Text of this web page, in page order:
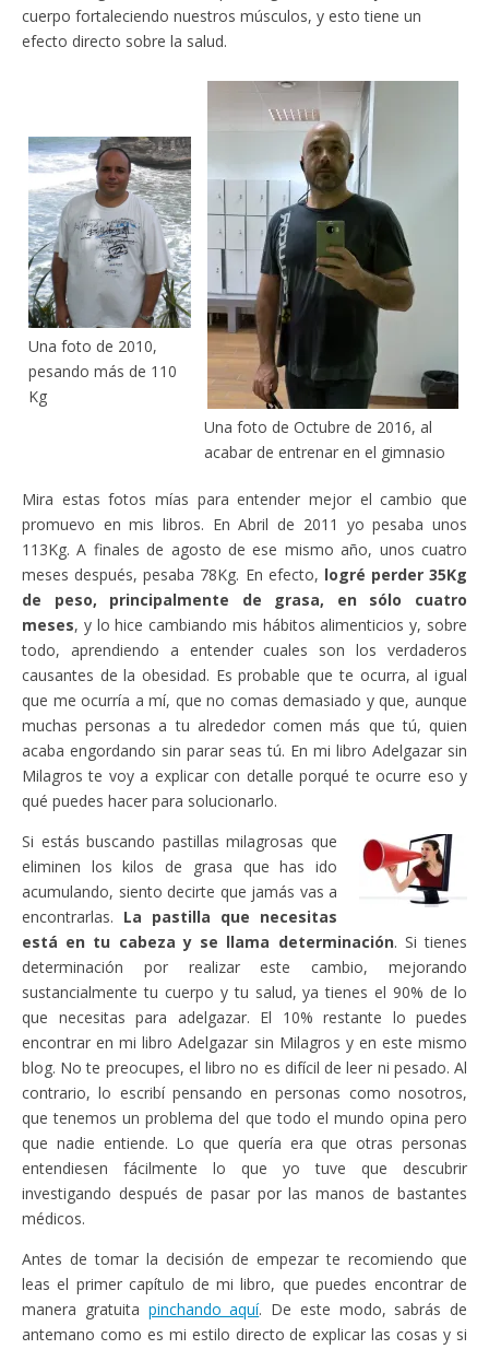
cuerpo fortaleciendo nuestros músculos, y esto tiene un
efecto directo sobre la salud.
Una foto de 2010,
pesando más de 110
Kg
Una foto de Octubre de 2016, al
acabar de entrenar en el gimnasio
Mira estas fotos mías para entender mejor el cambio que
promuevo en mis libros. En Abril de 2011 yo pesaba unos
113Kg. A finales de agosto de ese mismo año, unos cuatro
meses después, pesaba 78Kg. En efecto, logré perder 35Kg
de peso, principalmente de grasa, en sólo cuatro
meses, y lo hice cambiando mis hábitos alimenticios y, sobre
todo, aprendiendo a entender cuales son los verdaderos
causantes de la obesidad. Es probable que te ocurra, al igual
que me ocurría a mí, que no comas demasiado y que, aunque
muchas personas a tu alrededor comen más que tú, quien
acaba engordando sin parar seas tú. En mi libro Adelgazar sin
Milagros te voy a explicar con detalle porqué te ocurre eso y
qué puedes hacer para solucionarlo.
Si estás buscando pastillas milagrosas que
eliminen los kilos de grasa que has ido
acumulando, siento decirte que jamás vas a
encontrarlas. La pastilla que necesitas
está en tu cabeza y se llama determinación. Si tienes
determinación por realizar este cambio, mejorando
sustancialmente tu cuerpo y tu salud, ya tienes el 90% de lo
que necesitas para adelgazar. El 10% restante lo puedes
encontrar en mi libro Adelgazar sin Milagros y en este mismo
blog. No te preocupes, el libro no es difícil de leer ni pesado. Al
contrario, lo escribí pensando en personas como nosotros,
que tenemos un problema del que todo el mundo opina pero
que nadie entiende. Lo que quería era que otras personas
entendiesen fácilmente lo que yo tuve que descubrir
investigando después de pasar por las manos de bastantes
médicos.
Antes de tomar la decisión de empezar te recomiendo que
leas el primer capítulo de mi libro, que puedes encontrar de
manera gratuita pinchando aquí. De este modo, sabrás de
antemano como es mi estilo directo de explicar las cosas y si